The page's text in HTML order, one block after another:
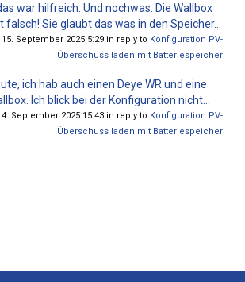
war hilfreich. Und nochwas. Die Wallbox
falsch! Sie glaubt das was in den Speicher...
September 2025 5:29 in reply to Konfiguration PV-
Überschuss laden mit Batteriespeicher
ich hab auch einen Deye WR und eine
Ich blick bei der Konfiguration nicht...
September 2025 15:43 in reply to Konfiguration PV-
Überschuss laden mit Batteriespeicher